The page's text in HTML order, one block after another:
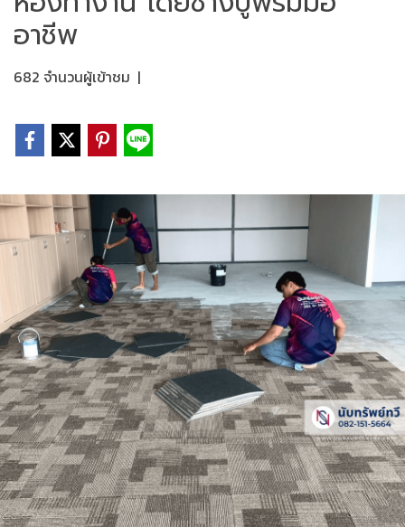
อาชีพ
682 จำนวนผู้เข้าชม |